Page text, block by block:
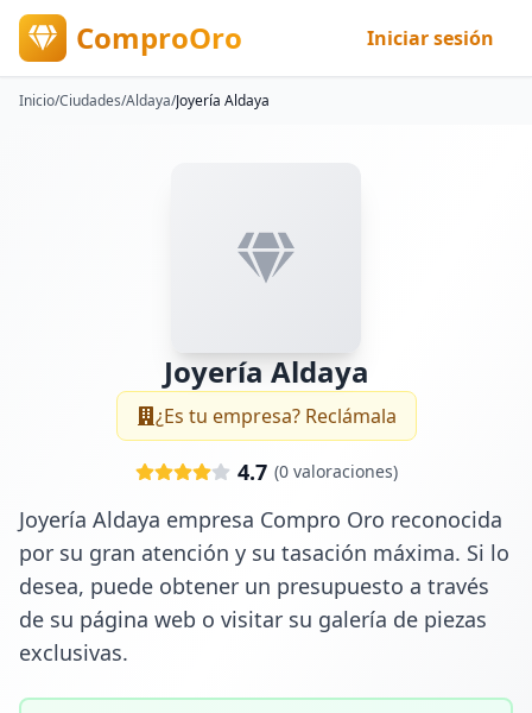
ComproOro Iniciar sesión
Inicio/Ciudades/Aldaya/Joyería Aldaya
Joyería Aldaya
¿Es tu empresa? Reclámala
4.7 (0valoraciones)
Joyería Aldaya empresa Compro Oro reconocida
por su gran atención y su tasación máxima. Si lo
desea, puede obtener un presupuesto a través
de su página web o visitar su galería de piezas
exclusivas.